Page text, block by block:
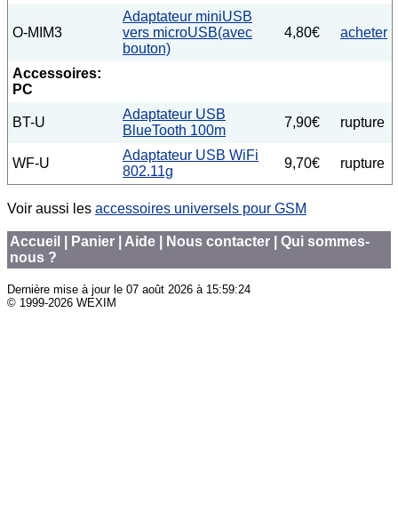
O-MIM3
Adaptateur miniUSB
vers microUSB(avec
bouton)
4,80€ acheter
Accessoires:
PC
BT-U
Adaptateur USB
BlueTooth 100m
7,90€ rupture
WF-U
Adaptateur USB WiFi
802.11g
9,70€ rupture
Voir aussi les accessoires universels pour GSM
Accueil Panier Aide Nous contacter
Qui sommes-
nous ?
Dernière mise à jour le 07 août 2026 à 15:59:24
© 1999-2026 WEXIM